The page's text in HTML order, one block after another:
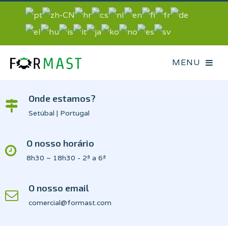
Onde estamos?
Setúbal | Portugal
O nosso horário
8h30 ~ 18h30 - 2ª a 6ª
O nosso email
comercial@formast.com